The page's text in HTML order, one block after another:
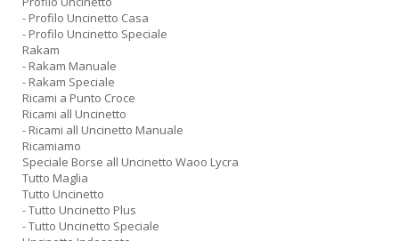
- Profilo Uncinetto Casa
- Profilo Uncinetto Speciale
Rakam
- Rakam Manuale
- Rakam Speciale
Ricami a Punto Croce
Ricami all Uncinetto
- Ricami all Uncinetto Manuale
Ricamiamo
Speciale Borse all Uncinetto Waoo Lycra
Tutto Maglia
Tutto Uncinetto
- Tutto Uncinetto Plus
- Tutto Uncinetto Speciale